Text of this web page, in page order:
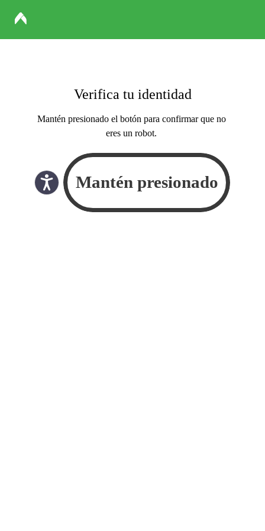
Verifica tu identidad
Mantén presionado el botón para confirmar que no
eres un robot.